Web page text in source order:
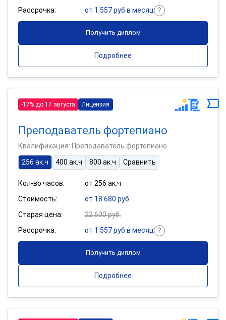
Рассрочка:
от 1 557 руб в месяц
Получить диплом
Подробнее
-17% до 17 августа Лицензия
Преподаватель фортепиано
Квалификация: Преподаватель фортепиано
256 ак.ч
400 ак.ч 800 ак.ч Сравнить
Кол-во часов:
от 256 ак.ч
Стоимость:
от 18 680 руб.
Старая цена:
22 600 руб.
Рассрочка:
от 1 557 руб в месяц
Получить диплом
Подробнее